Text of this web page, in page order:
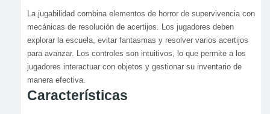
La jugabilidad combina elementos de horror de supervivencia con
mecánicas de resolución de acertijos. Los jugadores deben
explorar la escuela, evitar fantasmas y resolver varios acertijos
para avanzar. Los controles son intuitivos, lo que permite a los
jugadores interactuar con objetos y gestionar su inventario de
manera efectiva.
Características